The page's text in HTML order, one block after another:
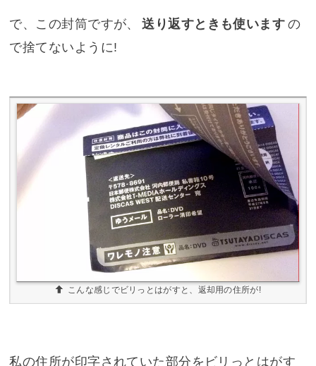
で、この封筒ですが、 送り返すときも使います の
で捨てないように!
こんな感じでビリっとはがすと、返却用の住所が!
私の住所が印字されていた部分をビリっとはがす